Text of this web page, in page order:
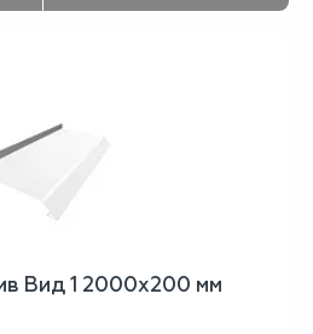
Вид 1 2000х200 мм